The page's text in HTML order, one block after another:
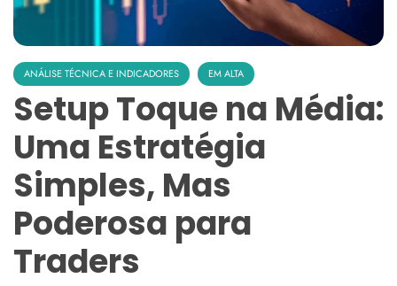
ANÁLISE TÉCNICA E INDICADORES EM ALTA
Setup Toque na Média:
Uma Estratégia
Simples, Mas
Poderosa para
Traders